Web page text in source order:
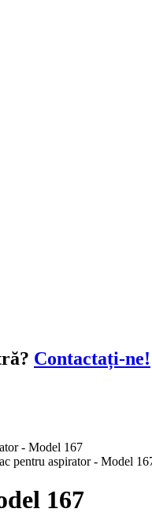
Contactați-ne!
167